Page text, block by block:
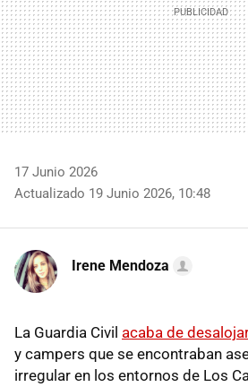
17 Junio 2026
Actualizado 19 Junio 2026, 10:48
Irene Mendoza
La Guardia Civil acaba de
y campers que se encontraban
irregular en los entornos de Los